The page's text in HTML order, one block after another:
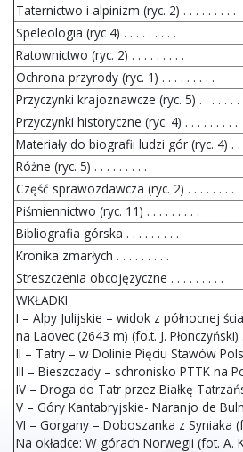
Taternictwo i alpinizm (ryc. 2) . . . . . . . . .
Speleologia (ryc 4) . . . . . . . . .
Ratownictwo (ryc. 2) . . . . . . . . .
Ochrona przyrody (ryc. 1) . . . . . . . . .
Przyczynki krajoznawcze (ryc. 5) . . . . . . .
Przyczynki historyczne (ryc. 4) . . . . . . . . .
Materiały do biografii ludzi gór (ryc. 4) . .
Różne (ryc. 5) . . . . . . . . .
Część sprawozdawcza (ryc. 2) . . . . . . . . .
Piśmiennictwo (ryc. 11) . . . . . . . . .
Bibliografia górska . . . . . . . . .
Kronika zmarłych . . . . . . . . .
Streszczenia obcojęzyczne . . . . . . . . .
WKŁADKI
I – Alpy Julijskie – widok z północnej
na Laovec (2643 m) (fo.t. J. Płonczyński)
II – Tatry – w Dolinie Pięciu Stawów
III – Bieszczady – schronisko PTTK na
IV – Droga do Tatr przez Białkę
V – Góry Kantabryjskie- Naranjo de
VI – Gorgany – Doboszanka z Syniaka
Na okładce: W górach Norwegii (fot. A.